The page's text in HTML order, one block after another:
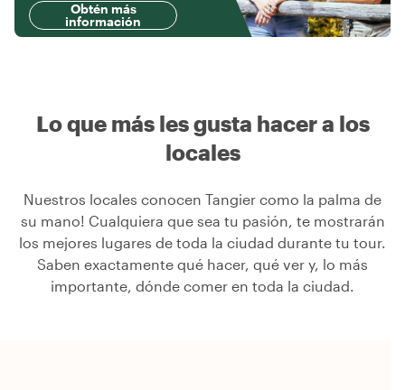
Obtén más
información
Lo que más les gusta hacer a los
locales
Nuestros locales conocen Tangier como la palma de
su mano! Cualquiera que sea tu pasión, te mostrarán
los mejores lugares de toda la ciudad durante tu tour.
Saben exactamente qué hacer, qué ver y, lo más
importante, dónde comer en toda la ciudad.